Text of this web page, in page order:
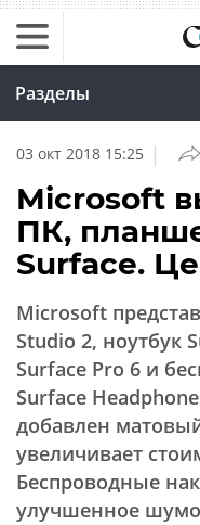
Разделы
03 окт 2018 15:25 |
Microsoft
ПК,
Surface.
Microsoft
Studio 2, ноутбук
Surface Pro 6 и
Surface
добавлен
увеличивает
Беспроводные
улучшенное